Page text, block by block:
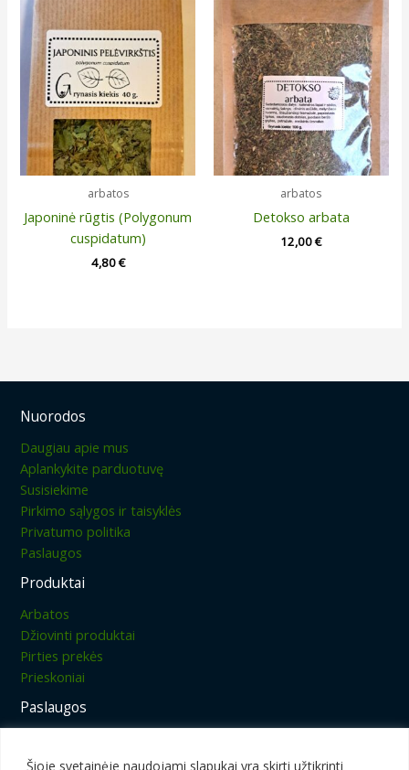
Šioje svetainėje naudojami slapukai yra skirti užtikrinti
arbatos
Japoninė rūgtis (Polygonum
cuspidatum)
4,80€
arbatos
Detokso arbata
12,00€
Nuorodos
Daugiau apie mus
Aplankykite parduotuvę
Susisiekime
Pirkimo sąlygos ir taisyklės
Privatumo politika
Paslaugos
Produktai
Arbatos
Džiovinti produktai
Pirties prekės
Prieskoniai
Paslaugos
Džiovinimas